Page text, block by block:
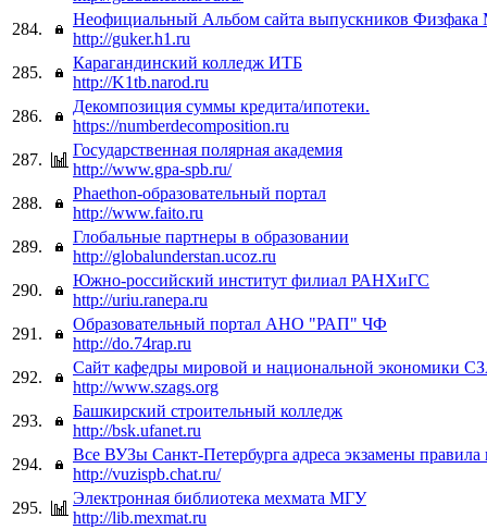
284.
Неофициальный Альбом сайта выпускников
http://guker.h1.ru
285.
Карагандинский колледж ИТБ
http://K1tb.narod.ru
286.
Декомпозиция суммы кредита/ипотеки.
https://numberdecomposition.ru
287.
Государственная полярная академия
http://www.gpa-spb.ru/
288.
Phaethon-образовательный портал
http://www.faito.ru
289.
Глобальные партнеры в образовании
http://globalunderstan.ucoz.ru
290.
Южно-российский институт филиал РАНХиГС
http://uriu.ranepa.ru
291.
Образовательный портал АНО "РАП" ЧФ
http://do.74rap.ru
292.
Сайт кафедры мировой и национальной экономики
http://www.szags.org
293.
Башкирский строительный колледж
http://bsk.ufanet.ru
294.
Все ВУЗы Санкт-Петербурга адреса экзамены правила
http://vuzispb.chat.ru/
295.
Электронная библиотека мехмата МГУ
http://lib.mexmat.ru